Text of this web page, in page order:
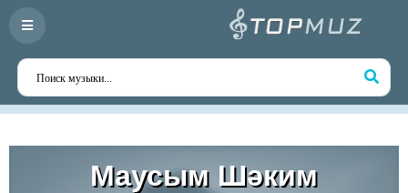
Маусым Шəким